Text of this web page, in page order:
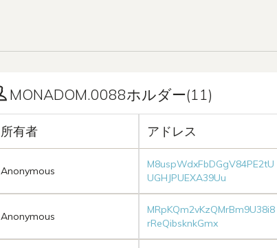
MONADOM.0088ホルダー(11)
所有者 アドレス
Anonymous
M8uspWdxFbDGgV84PE2tU
UGHJPUEXA39Uu
Anonymous
MRpKQm2vKzQMrBm9U38i8
rReQibsknkGmx